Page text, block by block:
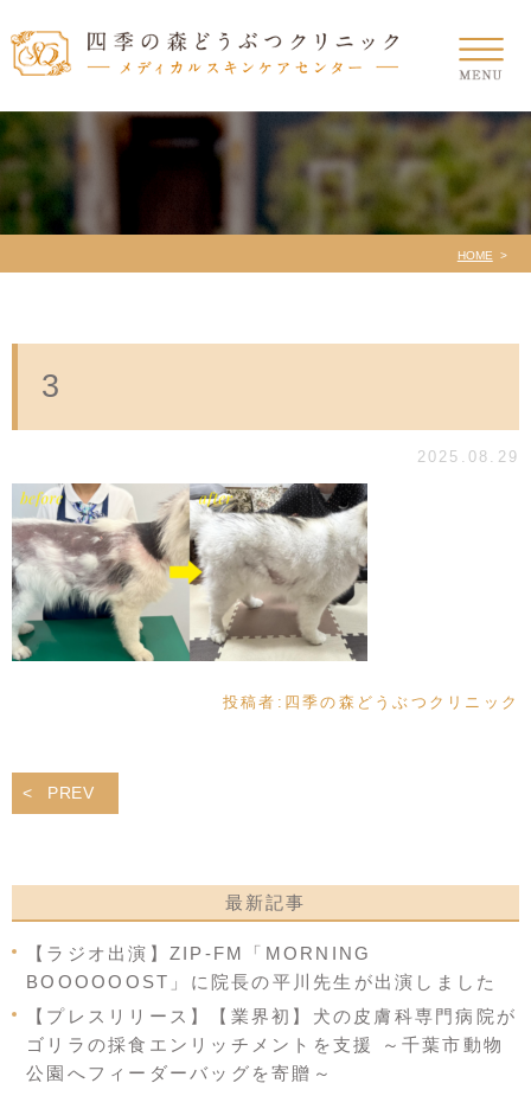
HOME
3
2025.08.29
投稿者: 四季の森どうぶつクリニック
PREV
最新記事
【ラジオ出演】ZIP-FM「MORNING
BOOOOOOST」に院長の平川先生が出演しました
【プレスリリース】【業界初】犬の皮膚科専門病院が
ゴリラの採食エンリッチメントを支援 ～千葉市動物
公園へフィーダーバッグを寄贈～